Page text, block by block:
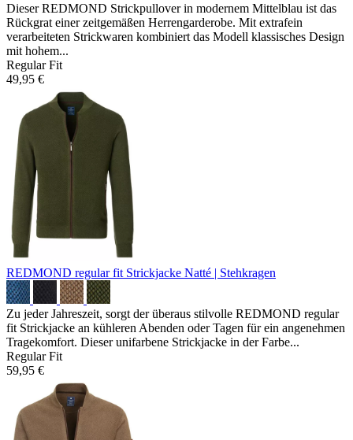
Dieser REDMOND Strickpullover in modernem Mittelblau ist das
Rückgrat einer zeitgemäßen Herrengarderobe. Mit extrafein
verarbeiteten Strickwaren kombiniert das Modell klassisches Design
mit hohem...
Regular Fit
49,95 €
REDMOND regular fit Strickjacke Natté | Stehkragen
Zu jeder Jahreszeit, sorgt der überaus stilvolle REDMOND regular
fit Strickjacke an kühleren Abenden oder Tagen für ein angenehmen
Tragekomfort. Dieser unifarbene Strickjacke in der Farbe...
Regular Fit
59,95 €